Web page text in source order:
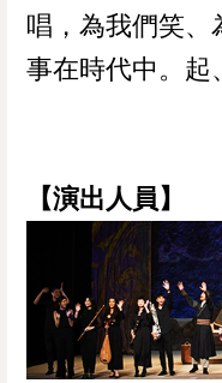
唱，為我們笑、
事在時代中。起
【演出人員】